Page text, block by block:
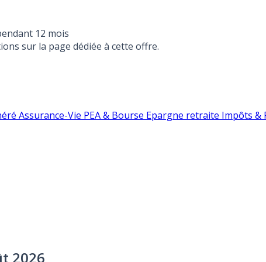
12 mois
sur la page dédiée à cette offre.
Assurance-Vie PEA & Bourse Epargne retraite Impôts &
2026